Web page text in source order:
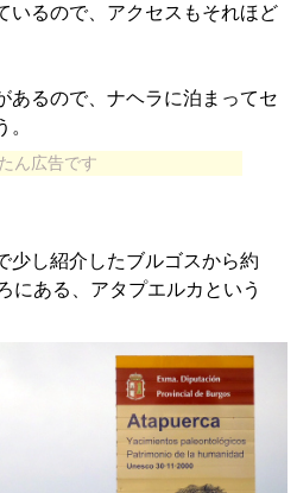
いるので、アクセスもそれほど
あるので、ナヘラに泊まってセ
ん広告です
少し紹介したブルゴスから約
にある、アタプエルカという